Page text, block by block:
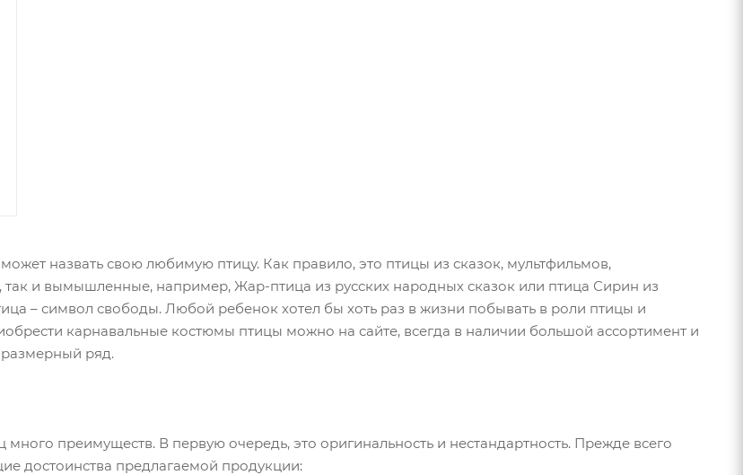
назвать свою любимую птицу. Как правило, это птицы из сказок, мультфильмов,
так и вымышленные, например, Жар-птица из русских народных сказок или птица Сирин из
– символ свободы. Любой ребенок хотел бы хоть раз в жизни побывать в роли птицы и
карнавальные костюмы птицы можно на сайте, всегда в наличии большой ассортимент и
ряд.
много преимуществ. В первую очередь, это оригинальность и нестандартность. Прежде всего
достоинства предлагаемой продукции: